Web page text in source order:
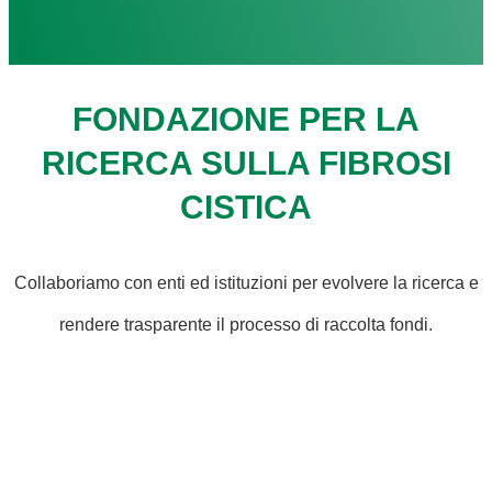
FONDAZIONE PER LA
RICERCA SULLA FIBROSI
CISTICA
Collaboriamo con enti ed istituzioni per evolvere la ricerca e
rendere trasparente il processo di raccolta fondi.